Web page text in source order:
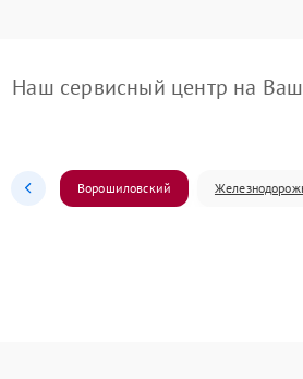
Наш сервисный центр на
Ворошиловский